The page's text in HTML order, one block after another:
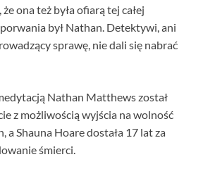
ona też była ofiarą tej całej
był Nathan. Detektywi, ani
sprawę, nie dali się nabrać
Nathan Matthews został
z możliwością wyjścia na wolność
a Shauna Hoare dostała 17 lat za
śmierci.